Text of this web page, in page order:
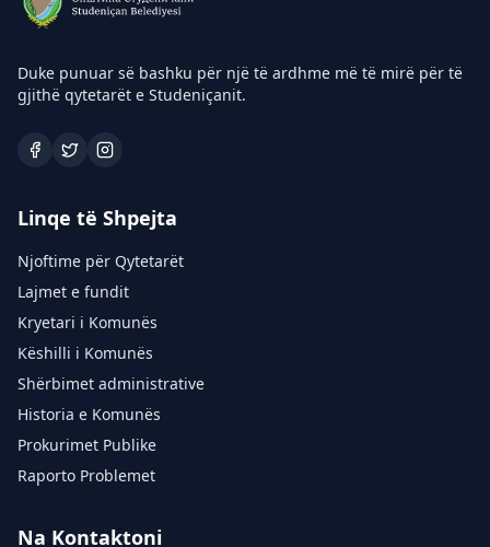
Duke punuar së bashku për një të ardhme më të mirë për të
gjithë qytetarët e Studeniçanit.
Linqe të Shpejta
Njoftime për Qytetarët
Lajmet e fundit
Kryetari i Komunës
Këshilli i Komunës
Shërbimet administrative
Historia e Komunës
Prokurimet Publike
Raporto Problemet
Na Kontaktoni